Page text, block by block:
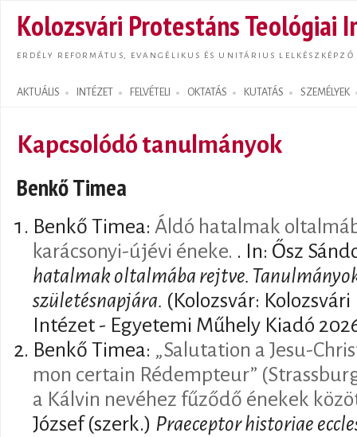
Kolozsvári Protestáns Teológiai
ERDÉLY REFORMÁTUS, EVANGÉLIKUS ÉS UNITÁRIUS LELKÉSZKÉPZŐ
AKTUÁLIS INTÉZET FELVÉTELI OKTATÁS KUTATÁS SZEMÉLYEK
Search form
Kapcsolódó tanulmányok
Benkő Timea
Benkő Timea: Áldó hatalmak
karácsonyi-újévi éneke. . In: Ősz
hatalmak oltalmába rejtve.
születésnapjára. (Kolozsvár:
Intézet - Egyetemi Műhely Kiadó
Benkő Timea: „Salutation a Jesu-
mon certain Rédempteur”
a Kálvin nevéhez fűződő énekek
József (szerk.) Praeceptor historiae